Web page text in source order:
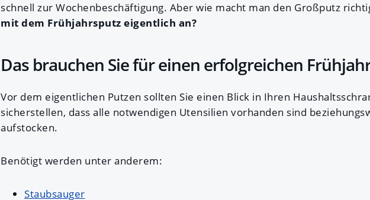
schnell zur Wochenbeschäftigung. Aber wie macht man den Großputz
mit dem Frühjahrsputz eigentlich an?
Das brauchen Sie für einen erfolgreichen
Vor dem eigentlichen Putzen sollten Sie einen Blick in Ihren
sicherstellen, dass alle notwendigen Utensilien vorhanden sind
aufstocken.
Benötigt werden unter anderem:
Staubsauger